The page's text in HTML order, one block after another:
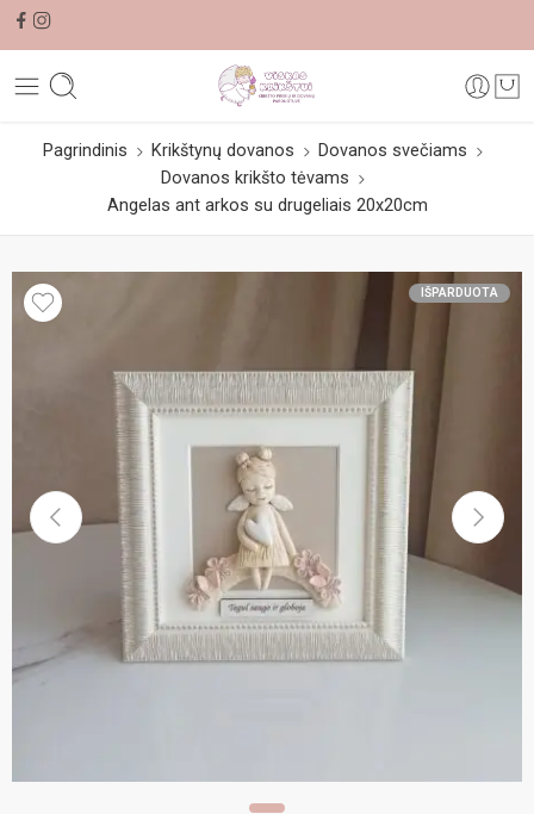
Pagrindinis Krikštynų dovanos
Dovanos svečiams
Dovanos krikšto tėvams
Angelas ant arkos su drugeliais 20x20cm
IŠPARDUOTA